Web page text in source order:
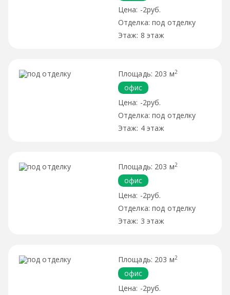
-2руб.
под отделку
8 этаж
203 м2
офис
-2руб.
под отделку
4 этаж
203 м2
офис
-2руб.
под отделку
3 этаж
203 м2
офис
-2руб.